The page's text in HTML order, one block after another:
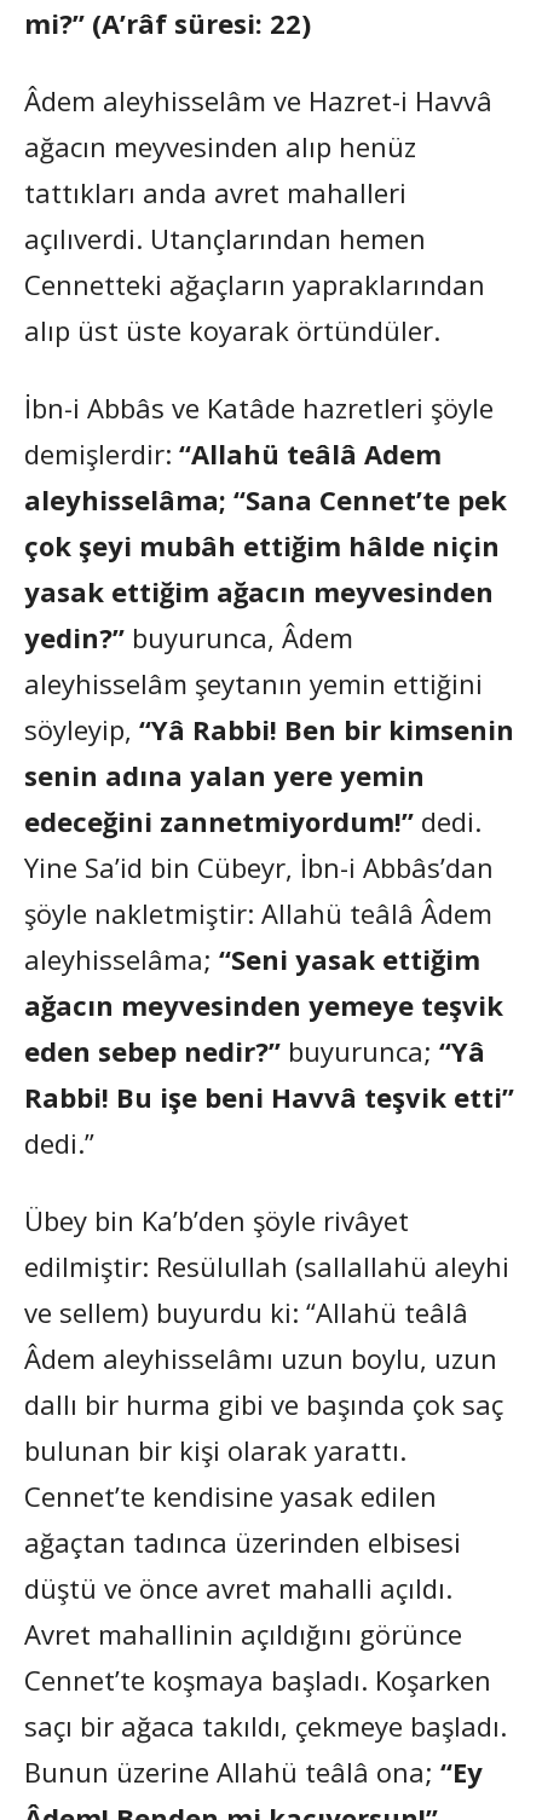
mi?” (A’râf süresi: 22)
Âdem aleyhisselâm ve Hazret-i Havvâ
ağacın meyvesinden alıp henüz
tattıkları anda avret mahalleri
açılıverdi. Utançlarından hemen
Cennetteki ağaçların yapraklarından
alıp üst üste koyarak örtündüler.
İbn-i Abbâs ve Katâde hazretleri şöyle
demişlerdir: “Allahü teâlâ Adem
aleyhisselâma; “Sana Cennet’te pek
çok şeyi mubâh ettiğim hâlde niçin
yasak ettiğim ağacın meyvesinden
yedin?” buyurunca, Âdem
aleyhisselâm şeytanın yemin ettiğini
söyleyip, “Yâ Rabbi! Ben bir kimsenin
senin adına yalan yere yemin
edeceğini zannetmiyordum!” dedi.
Yine Sa’id bin Cübeyr, İbn-i Abbâs’dan
şöyle nakletmiştir: Allahü teâlâ Âdem
aleyhisselâma; “Seni yasak ettiğim
ağacın meyvesinden yemeye teşvik
eden sebep nedir?” buyurunca; “Yâ
Rabbi! Bu işe beni Havvâ teşvik etti”
dedi.”
Übey bin Ka’b’den şöyle rivâyet
edilmiştir: Resülullah (sallallahü aleyhi
ve sellem) buyurdu ki: “Allahü teâlâ
Âdem aleyhisselâmı uzun boylu, uzun
dallı bir hurma gibi ve başında çok saç
bulunan bir kişi olarak yarattı.
Cennet’te kendisine yasak edilen
ağaçtan tadınca üzerinden elbisesi
düştü ve önce avret mahalli açıldı.
Avret mahallinin açıldığını görünce
Cennet’te koşmaya başladı. Koşarken
saçı bir ağaca takıldı, çekmeye başladı.
Bunun üzerine Allahü teâlâ ona; “Ey